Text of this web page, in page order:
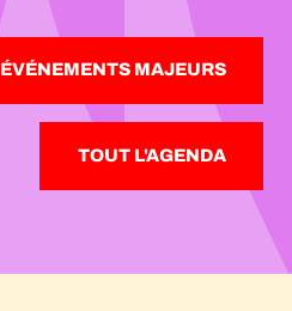
ÉVÉNEMENTS MAJEURS
TOUT L'AGENDA